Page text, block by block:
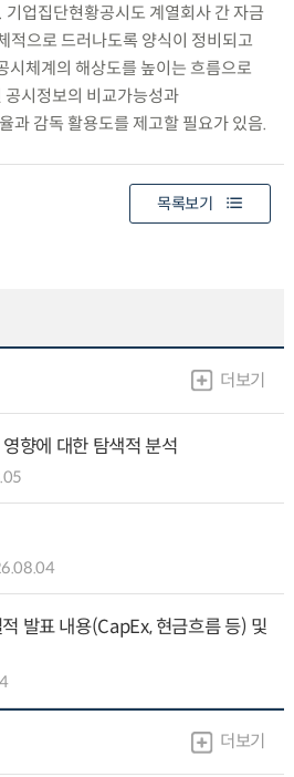
업집단현황공시도 계열회사 간 자금
적으로 드러나도록 양식이 정비되고
시체계의 해상도를 높이는 흐름으로
공시정보의 비교가능성과
과 감독 활용도를 제고할 필요가 있음.
목록보기
더보기
향에 대한 탐색적 분석
발표 내용(CapEx, 현금흐름 등) 및
더보기